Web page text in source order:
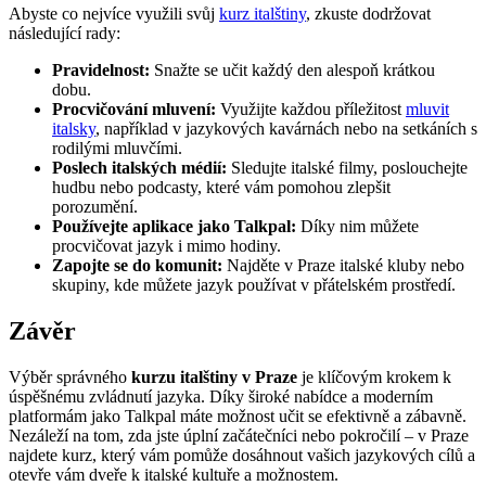
Abyste co nejvíce využili svůj kurz italštiny, zkuste dodržovat
následující rady:
Pravidelnost: Snažte se učit každý den alespoň krátkou
dobu.
Procvičování mluvení: Využijte každou příležitostmluvit
italsky, například v jazykových kavárnách nebo na setkáních s
rodilými mluvčími.
Poslech italských médií: Sledujte italské filmy, poslouchejte
hudbu nebo podcasty, které vám pomohou zlepšit
porozumění.
Používejte aplikace jako Talkpal: Díky nim můžete
procvičovat jazyk i mimo hodiny.
Zapojte se do komunit: Najděte v Praze italské kluby nebo
skupiny, kde můžete jazyk používat v přátelském prostředí.
Závěr
Výběr správného kurzu italštiny v Praze je klíčovým krokem k
úspěšnému zvládnutí jazyka. Díky široké nabídce a moderním
platformám jako Talkpal máte možnost učit se efektivně a zábavně.
Nezáleží na tom, zda jste úplní začátečníci nebo pokročilí – v Praze
najdete kurz, který vám pomůže dosáhnout vašich jazykových cílů a
otevře vám dveře k italské kultuře a možnostem.